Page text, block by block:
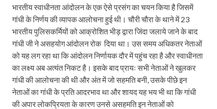
भारतीय स्वाधीनता आंदोलन के एक ऐसे प्रसंग का चयन किया है जिसमें
गांधी के निर्णय की व्यापक आलोचना हुई थी। चौरी चौरा के थाने में 23
भारतीय पुलिसकर्मियों को आक्रोशित भीड़ द्वारा जिंदा जलाये जाने के बाद
गांधी जी ने असहयोग आंदोलन रोक दिया था। उस समय अधिकतर नेताओं
को यह लग रहा था कि आंदोलन निर्णायक दौर में पहुंच रहा है और स्वाधीनता
का लक्ष्य अब अत्यंत निकट है। इसके बाद प्रायः सभी नेताओं ने खुलकर
गांधी की आलोचना की थी और अंत में जो सहमति बनी, उसके पीछे इन
नेताओं का गांधी के प्रति आदरभाव था और शायद यह भय भी था कि गांधी
की अपार लोकप्रियता के कारण उनसे असहमति इन नेताओं को